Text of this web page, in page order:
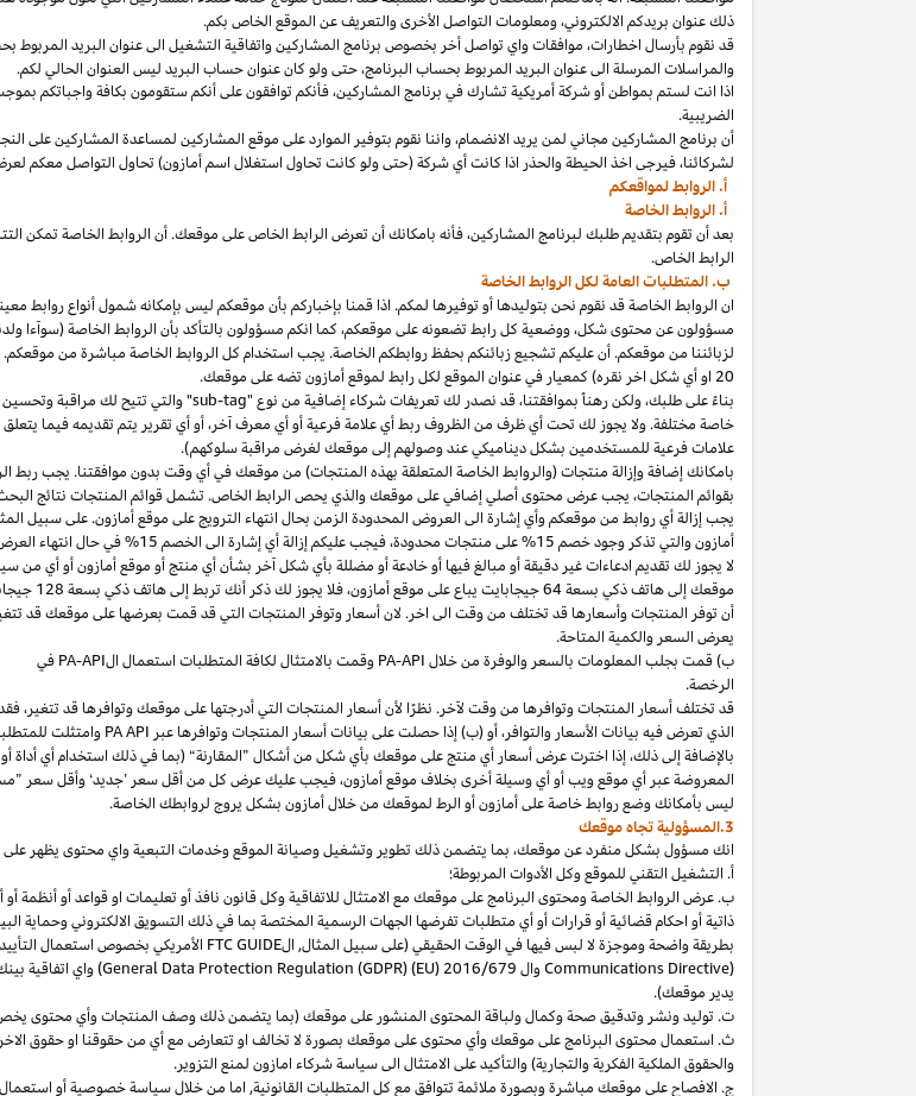
ذلك عنوان بريدكم الالكتروني،ومعلومات التواصل الأخرى والتعريف عن الموقع الخاص بكم.
قد نقوم بأرسال اخطارات، موافقات واي تواصل أخر بخصوص برنامج المشاركين واتفاقية التشغيل الى عنوان البريد المربوط
والمراسلات المرسلة الى عنوان البريد المربوط بحساب البرنامج،حتى ولو كان عنوان حساب البريد ليس العنوان الحالي لكم.
اذا انت لستم بمواطن أو شركة أمريكية تشارك في برنامج المشاركين،فأنكم توافقون على أنكم ستقومون بكافة واجباتكم
الضريبية.
أن برنامج المشاركين مجاني لمن يريد الانضمام،واننا نقوم بتوفير الموارد على موقع المشاركين لمساعدة المشاركين على
لشركائنا،فيرجى اخذ الحيطة والحذر اذا كانت أي شركة (حتى ولو كانت تحاول استغلال اسم أمازون) تحاول التواصل معكم
أ. الروابط لمواقعكم
أ. الروابط الخاصة
بعد أن تقوم بتقديم طلبك لبرنامج المشاركين،فأنه بامكانكأن تعرض الرابط الخاص على موقعك. أن الروابط الخاصة تمكن
الرابط الخاص.
ب. المتطلبات العامة لكل الروابط الخاصة
ان الروابط الخاصة قد نقوم نحن بتوليدها أو توفيرها لمكم. اذا قمنا بإخباركم بأن موقعكم ليس بإمكانه شمول أنواع روابط
مسؤولون عن محتوىشكل،ووضعية كل رابط تضعونه على موقعكم، كما انكم مسؤولون بالتأكد بأن الروابط الخاصة (سوآءا
لزبائننا من موقعكم. أن عليكم تشجيع زبائنكم بحفظ روابطكم الخاصة. يجب استخدام كل الروابط الخاصة مباشرة من
20 او أي شكل اخر نقره) كمعيار في عنوان الموقع لكل رابط لموقع أمازون تضه على موقعك.
بناءً على طلبك، ولكن رهناً بموافقتنا، قد نصدر لك تعريفات شركاء إضافية من نوع "sub-tag" والتي تتيح لك مراقبة
خاصة مختلفة. ولا يجوز لك تحت أي ظرف من الظروف ربط أي علامة فرعية أو أي معرف آخر، أو أي تقرير يتم تقديمه فيما
علامات فرعية للمستخدمين بشكل ديناميكي عند وصولهم إلى موقعك لغرض مراقبة سلوكهم).
بامكانك إضافة وإزالة منتجات (والروابط الخاصة المتعلقة بهذه المنتجات) من موقعك في أي وقت بدون موافقتنا. يجب ربط
بقوائم المنتجات، يجب عرض محتوىأصلي إضافي على موقعك والذي يحص الرابط الخاص. تشمل قوائم المنتجات نتائج
يجب إزالة أي روابط من موقعكم وأي إشارة الى العروض المحدودة الزمن بحال انتهاء الترويج على موقع أمازون. على سبيل
أمازون والتي تذكر وجود خصم 15% على منتجات محدودة،فيجب عليكم إزالة أي إشارة الى الخصم 15% في حال انتهاء العرض الترويجي على موقع أمازون.
لا يجوز لك تقديم ادعاءاتغيردقيقةأو مبالغفيهاأوخادعةأو مضللة بأيشكلآخر بشأنأي منتجأو موقعأمازونأوأي من
موقعكإلىهاتفذكي بسعة جيجابايت يباععلى موقعأمازون،فلا يجوز لكذكرأنك تربطإلىهاتفذكي بسعة
أن توفر المنتجات وأسعارها قد تختلف من وقت الى اخر. لان أسعار وتوفر المنتجات التي قد قمت بعرضها على موقعك قد
يعرض السعر والكمية المتاحة.
ب) قمت بجلب المعلومات بالسعر والوفرة من خلال PA-API وقمت بالامتثال لكافة المتطلبات استعمال ال PA-API
في
الرخصة.
قد تختلف أسعار المنتجات وتوافرها من وقت لآخر. نظرًا لأن أسعار المنتجات التي أدرجتها على موقعك وتوافرها قد تتغير،
الذي تعرض فيه بيانات الأسعار والتوافر، أو (ب) إذا حصلت على بيانات أسعار المنتجات وتوافرها عبر
وامتثلت
بالإضافة إلىذلك، إذا اخترتعرضأسعار أي منتجعلى موقعك بأيشكل منأشكال ”المقارنة“
(بمافيذلك استخدامأيأداةأو
المعروضةعبر أي موقعويبأوأيوسيلةأخرى بخلاف موقعأمازون،فيجبعليكعرض كل منأقلسعر ’جديد‘ وأقلسعر ”
ليس بأمكانكوضع روابط خاصة على أمازون أو الرط لموقعك من خلال أمازون بشكل يروج لروابطك الخاصة.
3.المسؤولية تجاه موقعك
انك مسؤول بشكل منفرد عن موقعك، بما يتضمن ذلك تطويروتشغيلوصيانة الموقع وخدمات التبعية واي محتوى يظهر
أ. التشغيل التقني للموقع وكل الأدوات المربوطة؛
ب. عرض الروابط الخاصة ومحتوى البرنامج على موقعك مع الامتثال للاتفاقية وكل قانون نافذ أو تعليمات او قواعد أو أنظمة
ذاتية أو احكام قضائية أو قرارات أو أي متطلبات تفرضها الجهات الرسمية المختصة بما في ذلك التسويق الالكتروني وحماية
بطريقة واضحة وموجزة لا لبس فيها في الوقت الحقيقي(على سبيل المثال, الFTC GUIDE الأمريكي بخصوص استعمال
Communications Directive) وال General Data Protection Regulation (GDPR) (EU) 2016/679) واي اتفاقية
يدير موقعك).
ت. توليد ونشر وتدقيق صحة وكمال ولباقة المحتوى المنشور على موقعك (بما يتضمن ذلك وصف المنتجات وأي محتوى يخص
ث. استعمال محتوى البرنامج على موقعك وأي محتوى على موقعك بصورة لا تخالف او تتعارض مع أي من حقوقنا او حقوق
والحقوق الملكية الفكرية والتجارية) والتأكيد على الامتثال الى سياسة شركاء امازون لمنع التزوير.
ج. الافصاح على موقعك مباشرة وبصورة ملائمة تتوافق مع كل المتطلبات القانونية, اما من خلال سياسة خصوصية أو